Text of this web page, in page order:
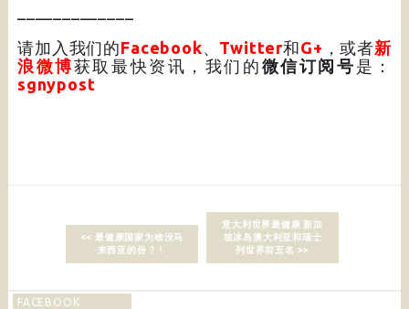
请加入我们的Facebook、 Twitter和G+ ，或者新
浪微博获取最快资讯，我们的 微信订阅号 是：
sgnypost
<< 最健康国家为啥没马
来西亚的份？！
意大利世界最健康 新加
坡冰岛澳大利亚和瑞士
列世界前五名 >>
FACEBOOK